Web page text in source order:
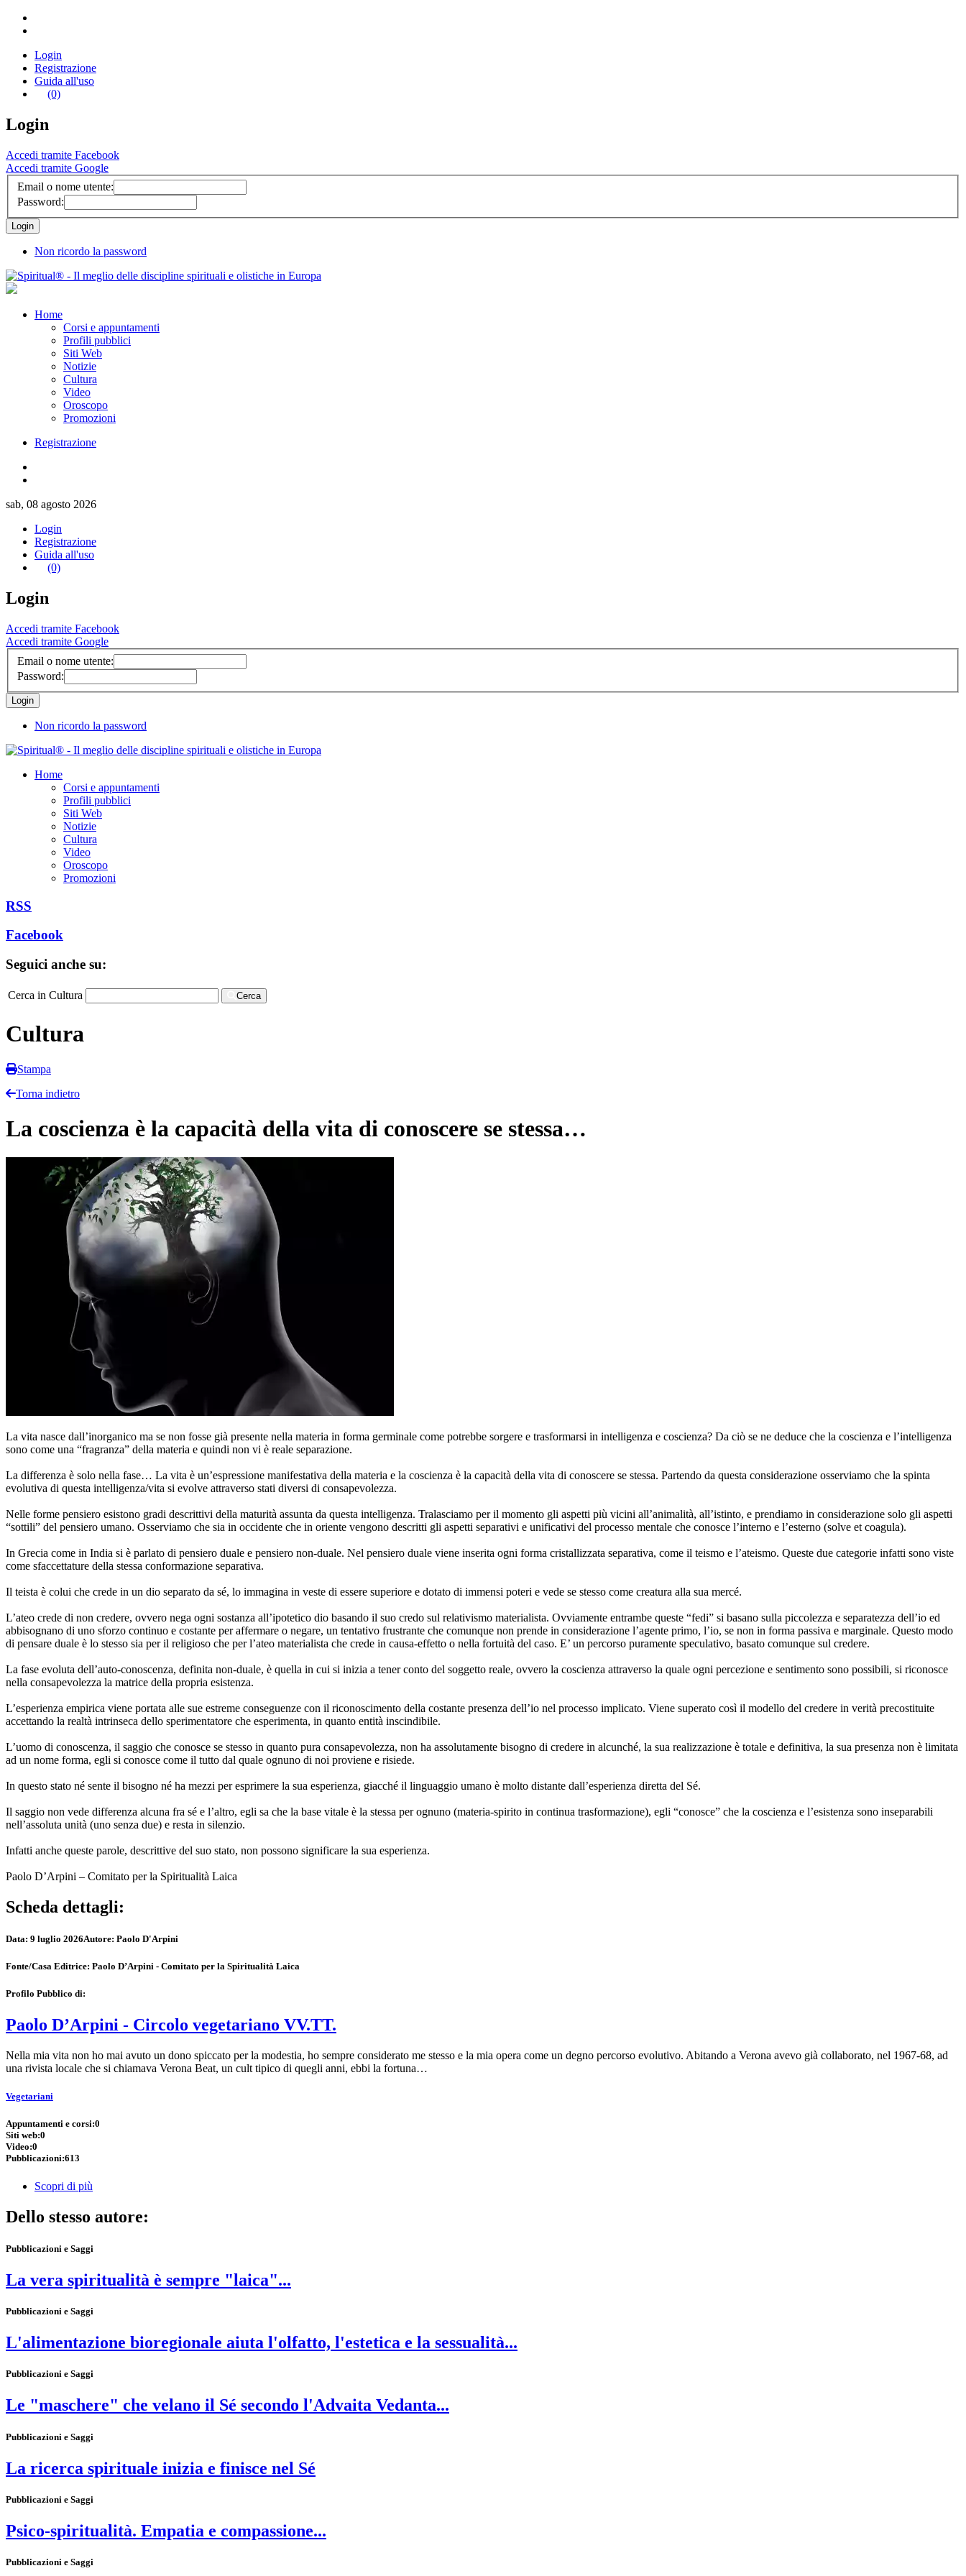
Login
Registrazione
Guida all'uso
(0)
Login
Accedi tramite Facebook
Accedi tramite Google
Email o nome utente:
Password:
Non ricordo la password
Home
Corsi e appuntamenti
Profili pubblici
Siti Web
Notizie
Cultura
Video
Oroscopo
Promozioni
Registrazione
sab, 08 agosto 2026
Login
Registrazione
Guida all'uso
(0)
Login
Accedi tramite Facebook
Accedi tramite Google
Email o nome utente:
Password:
Non ricordo la password
Home
Corsi e appuntamenti
Profili pubblici
Siti Web
Notizie
Cultura
Video
Oroscopo
Promozioni
RSS
Facebook
Seguici anche su:
Cerca in Cultura Cerca
Cultura
Stampa
Torna indietro
La coscienza è la capacità della vita di conoscere se stessa…
La vita nasce dall’inorganico ma se non fosse già presente nella materia in forma germinale come potrebbe sorgere e trasformarsi in intelligenza e coscienza? Da ciò se ne deduce che la coscienza e l’intelligenza
sono come una “fragranza” della materia e quindi non vi è reale separazione.
La differenza è solo nella fase… La vita è un’espressione manifestativa della materia e la coscienza è la capacità della vita di conoscere se stessa. Partendo da questa considerazione osserviamo che la spinta
evolutiva di questa intelligenza/vita si evolve attraverso stati diversi di consapevolezza.
Nelle forme pensiero esistono gradi descrittivi della maturità assunta da questa intelligenza. Tralasciamo per il momento gli aspetti più vicini all’animalità, all’istinto, e prendiamo in considerazione solo gli aspetti
“sottili” del pensiero umano. Osserviamo che sia in occidente che in oriente vengono descritti gli aspetti separativi e unificativi del processo mentale che conosce l’interno e l’esterno (solve et coagula).
In Grecia come in India si è parlato di pensiero duale e pensiero non-duale. Nel pensiero duale viene inserita ogni forma cristallizzata separativa, come il teismo e l’ateismo. Queste due categorie infatti sono viste
come sfaccettature della stessa conformazione separativa.
Il teista è colui che crede in un dio separato da sé, lo immagina in veste di essere superiore e dotato di immensi poteri e vede se stesso come creatura alla sua mercé.
L’ateo crede di non credere, ovvero nega ogni sostanza all’ipotetico dio basando il suo credo sul relativismo materialista. Ovviamente entrambe queste “fedi” si basano sulla piccolezza e separatezza dell’io ed
abbisognano di uno sforzo continuo e costante per affermare o negare, un tentativo frustrante che comunque non prende in considerazione l’agente primo, l’io, se non in forma passiva e marginale. Questo modo
di pensare duale è lo stesso sia per il religioso che per l’ateo materialista che crede in causa-effetto o nella fortuità del caso. E’ un percorso puramente speculativo, basato comunque sul credere.
La fase evoluta dell’auto-conoscenza, definita non-duale, è quella in cui si inizia a tener conto del soggetto reale, ovvero la coscienza attraverso la quale ogni percezione e sentimento sono possibili, si riconosce
nella consapevolezza la matrice della propria esistenza.
L’esperienza empirica viene portata alle sue estreme conseguenze con il riconoscimento della costante presenza dell’io nel processo implicato. Viene superato così il modello del credere in verità precostituite
accettando la realtà intrinseca dello sperimentatore che esperimenta, in quanto entità inscindibile.
L’uomo di conoscenza, il saggio che conosce se stesso in quanto pura consapevolezza, non ha assolutamente bisogno di credere in alcunché, la sua realizzazione è totale e definitiva, la sua presenza non è limitata
ad un nome forma, egli si conosce come il tutto dal quale ognuno di noi proviene e risiede.
In questo stato né sente il bisogno né ha mezzi per esprimere la sua esperienza, giacché il linguaggio umano è molto distante dall’esperienza diretta del Sé.
Il saggio non vede differenza alcuna fra sé e l’altro, egli sa che la base vitale è la stessa per ognuno (materia-spirito in continua trasformazione), egli “conosce” che la coscienza e l’esistenza sono inseparabili
nell’assoluta unità (uno senza due) e resta in silenzio.
Infatti anche queste parole, descrittive del suo stato, non possono significare la sua esperienza.
Paolo D’Arpini – Comitato per la Spiritualità Laica
Scheda dettagli:
Data: 9 luglio 2026Autore: Paolo D'Arpini
Fonte/Casa Editrice: Paolo D’Arpini - Comitato per la Spiritualità Laica
Profilo Pubblico di:
Paolo D’Arpini - Circolo vegetariano VV.TT.
Nella mia vita non ho mai avuto un dono spiccato per la modestia, ho sempre considerato me stesso e la mia opera come un degno percorso evolutivo. Abitando a Verona avevo già collaborato, nel 1967-68, ad
una rivista locale che si chiamava Verona Beat, un cult tipico di quegli anni, ebbi la fortuna…
Vegetariani
Appuntamenti e corsi:0
Siti web:0
Video:0
Pubblicazioni:613
Scopri di più
Dello stesso autore:
Pubblicazioni e Saggi
La vera spiritualità è sempre "laica"...
Pubblicazioni e Saggi
L'alimentazione bioregionale aiuta l'olfatto, l'estetica e la sessualità...
Pubblicazioni e Saggi
Le "maschere" che velano il Sé secondo l'Advaita Vedanta...
Pubblicazioni e Saggi
La ricerca spirituale inizia e finisce nel Sé
Pubblicazioni e Saggi
Psico-spiritualità. Empatia e compassione...
Pubblicazioni e Saggi